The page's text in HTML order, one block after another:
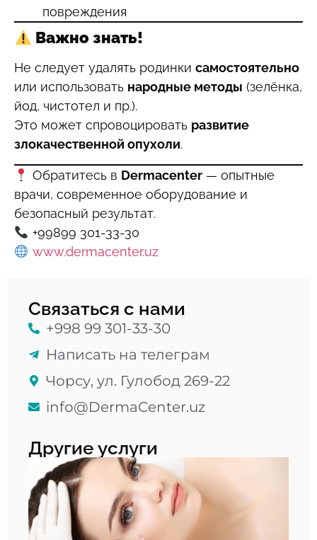
повреждения
Важно знать!
Не следует удалять родинки самостоятельно
или использовать народные методы (зелёнка,
йод, чистотел и пр.).
Это может спровоцировать развитие
злокачественной опухоли.
Обратитесь в Dermacenter— опытные
врачи, современное оборудование и
безопасный результат.
+99899 301-33-30
www.dermacenter.uz
Связаться с нами
+998 99 301-33-30
Написать на телеграм
Чорсу, ул. Гулобод 269-22
info@DermaCenter.uz
Другие услуги